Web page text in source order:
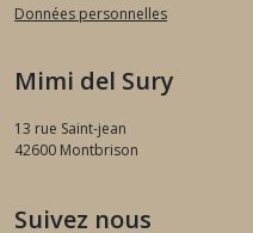
Données personnelles
Mimi del Sury
13 rue Saint-jean
42600 Montbrison
Suivez nous